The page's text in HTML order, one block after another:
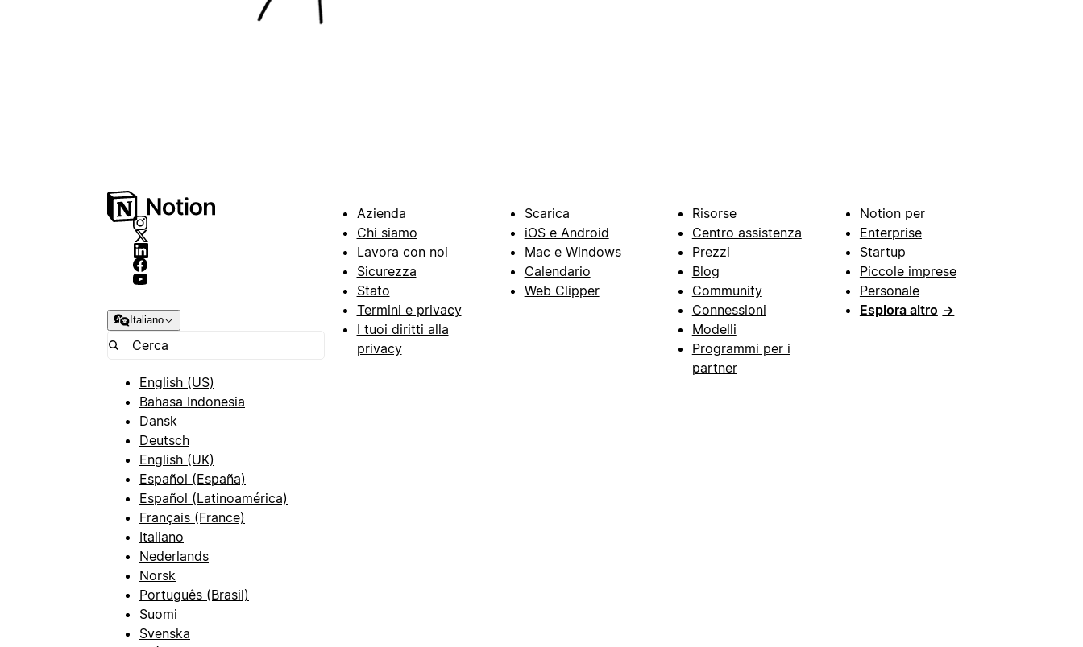
Italiano
English (US)
Bahasa Indonesia
Dansk
Deutsch
English (UK)
Español (España)
Español (Latinoamérica)
Français (France)
Italiano
Nederlands
Norsk
Português (Brasil)
Suomi
Svenska
Azienda
Chi siamo
Lavora con noi
Sicurezza
Stato
Termini e privacy
I tuoi diritti alla
privacy
Scarica
iOS e Android
Mac e Windows
Calendario
Web Clipper
Risorse
Centro assistenza
Prezzi
Blog
Community
Connessioni
Modelli
Programmi per i
partner
Notion per
Enterprise
Startup
Piccole imprese
Personale
Esplora altro →